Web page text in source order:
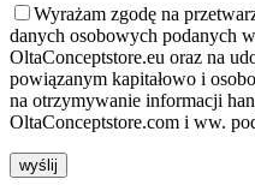
Wyrażam zgodę na
danych osobowych podanych
OltaConceptstore.eu oraz na
powiązanym kapitałowo i
na otrzymywanie informacji
OltaConceptstore.com i ww.